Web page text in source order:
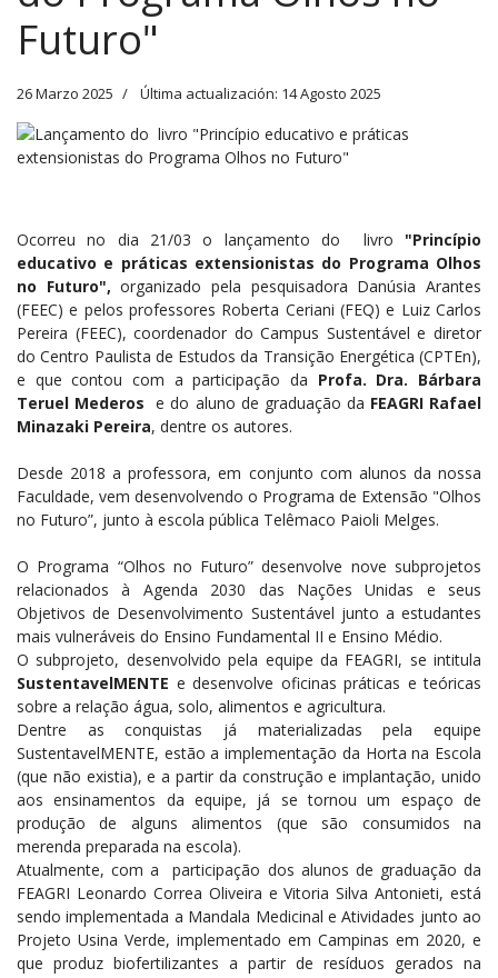
Futuro"
26 Marzo 2025 Última actualización: 14 Agosto 2025
Ocorreu no dia 21/03 o lançamento do livro "Princípio
educativo e práticas extensionistas do Programa Olhos
no Futuro", organizado pela pesquisadora Danúsia Arantes
(FEEC) e pelos professores Roberta Ceriani (FEQ) e Luiz Carlos
Pereira (FEEC), coordenador do Campus Sustentável e diretor
do Centro Paulista de Estudos da Transição Energética (CPTEn),
e que contou com a participação da Profa. Dra. Bárbara
Teruel Mederos e do aluno de graduação da FEAGRI Rafael
Minazaki Pereira, dentre os autores.
Desde 2018 a professora, em conjunto com alunos da nossa
Faculdade, vem desenvolvendo o Programa de Extensão "Olhos
no Futuro”, junto à escola pública Telêmaco Paioli Melges.
O Programa “Olhos no Futuro” desenvolve nove subprojetos
relacionados à Agenda 2030 das Nações Unidas e seus
Objetivos de Desenvolvimento Sustentável junto a estudantes
mais vulneráveis do Ensino Fundamental II e Ensino Médio.
O subprojeto, desenvolvido pela equipe da FEAGRI, se intitula
SustentavelMENTE e desenvolve oficinas práticas e teóricas
sobre a relação água, solo, alimentos e agricultura.
Dentre as conquistas já materializadas pela equipe
SustentavelMENTE, estão a implementação da Horta na Escola
(que não existia), e a partir da construção e implantação, unido
aos ensinamentos da equipe, já se tornou um espaço de
produção de alguns alimentos (que são consumidos na
merenda preparada na escola).
Atualmente, com a participação dos alunos de graduação da
FEAGRI Leonardo Correa Oliveira e Vitoria Silva Antonieti, está
sendo implementada a Mandala Medicinal e Atividades junto ao
Projeto Usina Verde, implementado em Campinas em 2020, e
que produz biofertilizantes a partir de resíduos gerados na